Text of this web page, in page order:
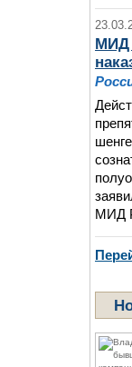
МИД
МИД